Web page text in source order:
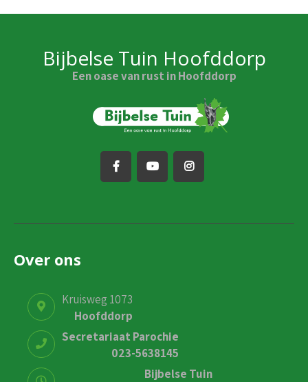
Bijbelse Tuin Hoofddorp
Een oase van rust in Hoofddorp
Over ons
Kruisweg 1073
Hoofddorp
Secretariaat Parochie
023-5638145
Bijbelse Tuin